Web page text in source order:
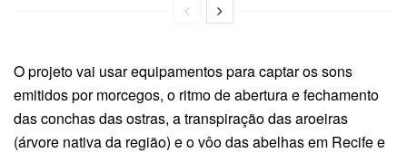
O projeto vai usar equipamentos para captar os sons
emitidos por morcegos, o ritmo de abertura e fechamento
das conchas das ostras, a transpiração das aroeiras
(árvore nativa da região) e o vôo das abelhas em Recife e